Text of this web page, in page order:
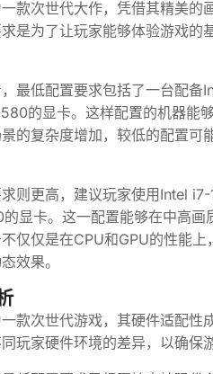
一款次世代大作，凭借其精美
是为了让玩家能够体验游戏
最低配置要求包括了一台配
的显卡。这样配置的机器能
的复杂度增加，较低的配置
则更高，建议玩家使用Intel
显卡。这一配置能够在中高
仅仅是在CPU和GPU的性能
效果。
一款次世代游戏，其硬件适配
玩家硬件环境的差异，以确保